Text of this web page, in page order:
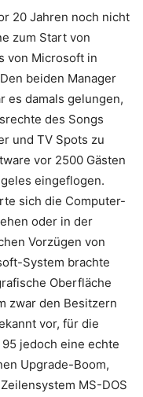
20 Jahren noch nicht
zum Start von
von Microsoft in
beiden Manager
es damals gelungen,
des Songs
und TV Spots zu
vor 2500 Gästen
eingeflogen.
sich die Computer-
oder in der
Vorzügen von
System brachte
Oberfläche
zwar den Besitzern
vor, für die
jedoch eine echte
Upgrade-Boom,
MS-DOS